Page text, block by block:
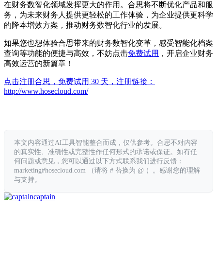
在财务数智化领域发挥更大的作用。合思将不断优化产品和服
务，为未来财务人提供更轻松的工作体验，为企业提供更科学
的降本增效方案，推动财务数智化行业的发展。
如果您也想体验合思带来的财务数智化变革，感受智能化档案
查询等功能的便捷与高效，不妨点击免费试用 ，开启企业财务
高效运营的新篇章！
点击注册合思，免费试用 30 天，注册链接：
http://www.hosecloud.com/
本文内容通过AI工具智能整合而成，仅供参考。合思不对内容
的真实性、准确性或完整性作任何形式的承诺或保证。如有任
何问题或意见，您可以通过以下方式联系我们进行反馈：
marketing#hosecloud.com （请将 # 替换为 @ ）。感谢您的理解
与支持。
captain